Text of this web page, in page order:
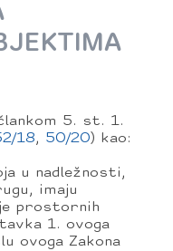
5. st. 1.
18, 50/20) kao:
u nadležnosti,
imaju
prostornih
1. ovoga
ovoga Zakona